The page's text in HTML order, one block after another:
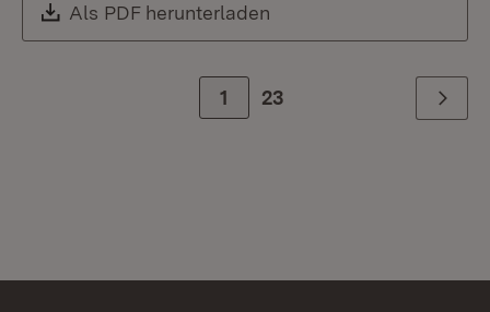
Download:
Als PDF herunterladen
Zur Seite
1 23 Weiter